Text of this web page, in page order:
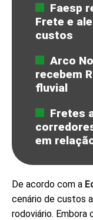
Faesp
Frete e
custos
Arco
recebem
fluvial
Fretes
em
De acordo com a
cenário de custos
rodoviário. Embora